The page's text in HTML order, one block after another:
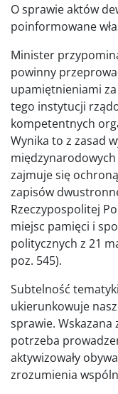
O sprawie aktów
poinformowane
Minister
powinny
upamiętnieniami
tego instytucji
kompetentnych
Wynika to z zasad
zajmuje się
zapisów
Rzeczypospolitej
miejsc pamięci i
politycznych z 21
poz. 545).
Subtelność
ukierunkowuje
sprawie. Wskazana
potrzeba
aktywizowały
zrozumienia